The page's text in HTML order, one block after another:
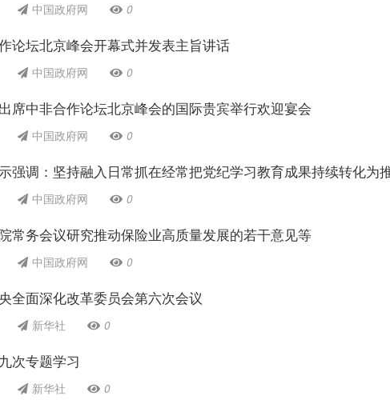
中国政府网 0
论坛北京峰会开幕式并发表主旨讲话
中国政府网 0
席中非合作论坛北京峰会的国际贵宾举行欢迎宴会
中国政府网 0
强调：坚持融入日常抓在经常把党纪学习教育成果持续转化为
中国政府网 0
常务会议研究推动保险业高质量发展的若干意见等
中国政府网 0
全面深化改革委员会第六次会议
新华社 0
次专题学习
新华社 0